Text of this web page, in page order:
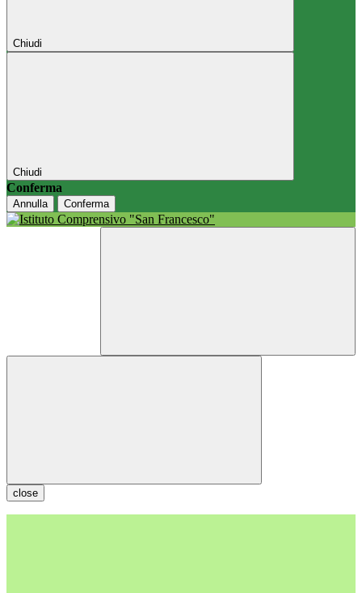
Chiudi
Chiudi
Conferma
Annulla Conferma
close